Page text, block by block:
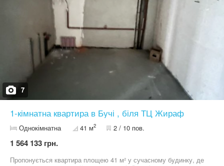
7
1-кімнатна квартира в Бучі , біля ТЦ Жираф
Однокімнатна 41 м2 2 / 10 пов.
1 564 133 грн.
Пропонується квартира площею 41 м² у сучасному будинку, де